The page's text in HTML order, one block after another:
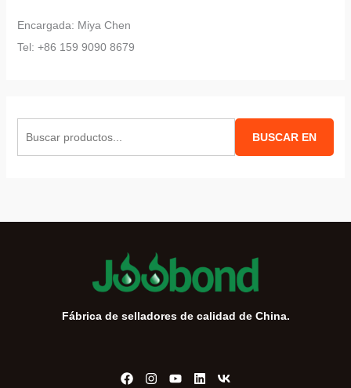
Encargada: Miya Chen
Tel: +86 159 9090 8679
BUSCAR EN
Fábrica de selladores de calidad de China.